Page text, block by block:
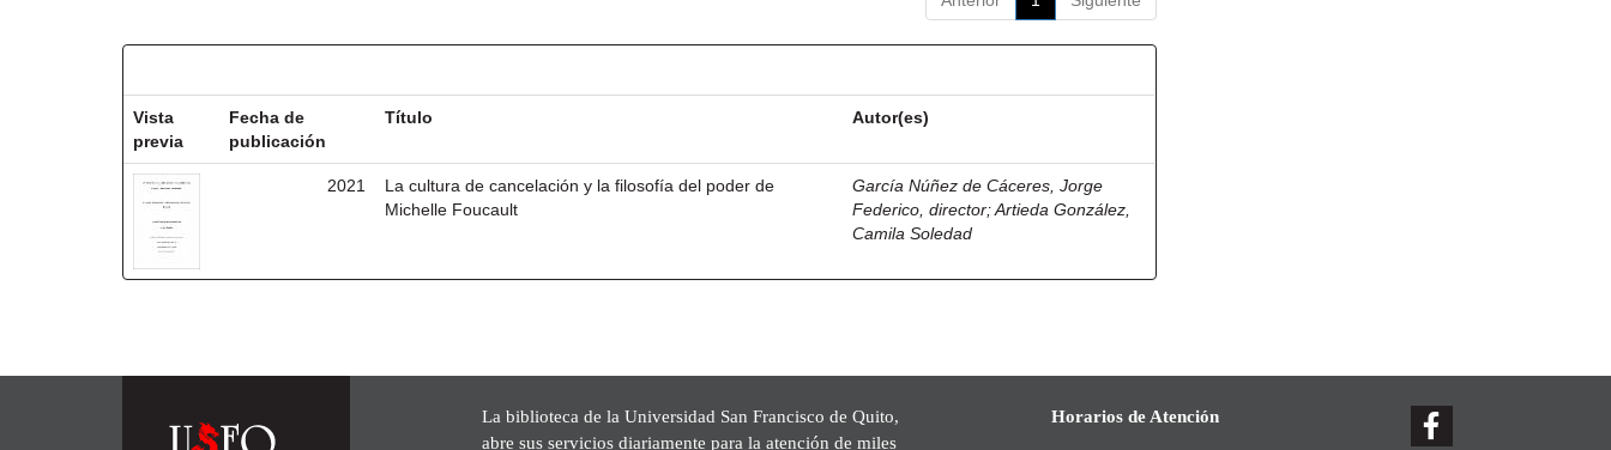
Vista
previa
Fecha de
publicación
Título Autor(es)
2021
La cultura de cancelación y la filosofía del poder de
Michelle Foucault
García Núñez de Cáceres, Jorge
Federico, director;Artieda González,
Camila Soledad
La biblioteca de la Universidad San Francisco de Quito,
abre sus servicios diariamente para la atención de miles
Horarios de Atención